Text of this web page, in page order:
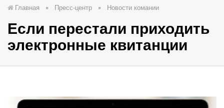
Главная Пресс-центр Новости комании
Если перестали приходить
электронные квитанции